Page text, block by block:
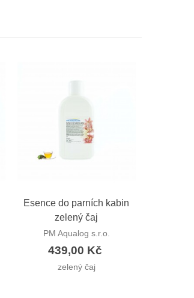
Rychlý náhled
Esence do parních kabin
zelený čaj
PM Aqualog s.r.o.
439,00 Kč
zelený čaj